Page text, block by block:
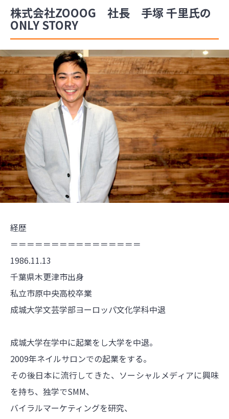
株式会社ZOOOG 社長 手塚 千里氏の
ONLY STORY
経歴
＝＝＝＝＝＝＝＝＝＝＝＝＝＝＝＝
1986.11.13
千葉県木更津市出身
私立市原中央高校卒業
成城大学文芸学部ヨーロッパ文化学科中退
成城大学在学中に起業をし大学を中退。
2009年ネイルサロンでの起業をする。
その後日本に流行してきた、ソーシャルメディアに興味
を持ち、独学でSMM、
バイラルマーケティングを研究、